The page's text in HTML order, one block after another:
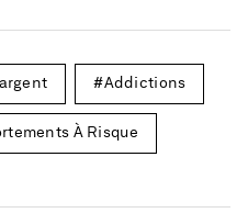
Addictions
À Risque